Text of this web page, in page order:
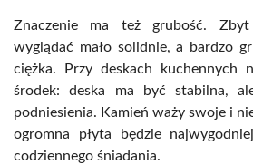
Znaczenie ma też grubość.
wyglądać mało solidnie, a bardzo
ciężka. Przy deskach kuchennych
środek: deska ma być stabilna,
podniesienia. Kamień waży swoje i
ogromna płyta będzie
codziennego śniadania.